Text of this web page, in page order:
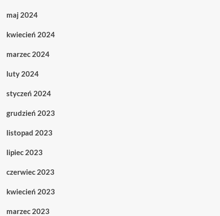
maj 2024
kwiecień 2024
marzec 2024
luty 2024
styczeń 2024
grudzień 2023
listopad 2023
lipiec 2023
czerwiec 2023
kwiecień 2023
marzec 2023